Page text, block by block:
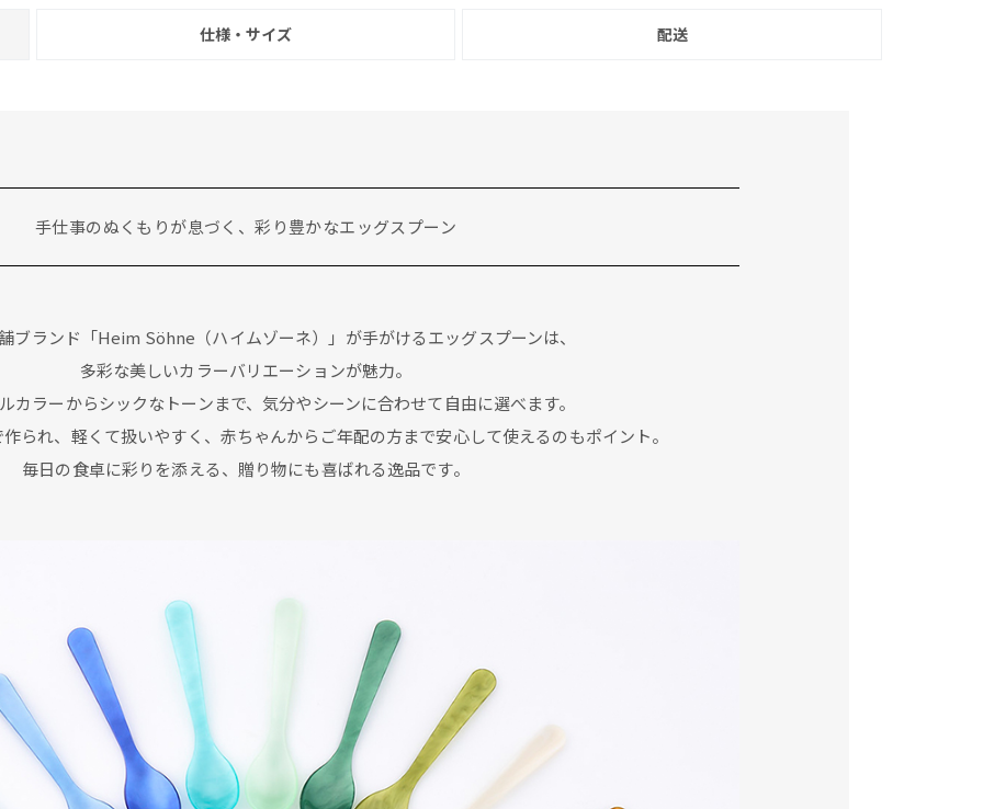
仕様・サイズ 配送
手仕事のぬくもりが息づく、彩り豊かなエッグスプーン
ブランド「Heim Söhne（ハイムゾーネ）」が手がけるエッグスプーンは、
多彩な美しいカラーバリエーションが魅力。
カラーからシックなトーンまで、気分やシーンに合わせて自由に選べます。
られ、軽くて扱いやすく、赤ちゃんからご年配の方まで安心して使えるのもポイント。
毎日の食卓に彩りを添える、贈り物にも喜ばれる逸品です。